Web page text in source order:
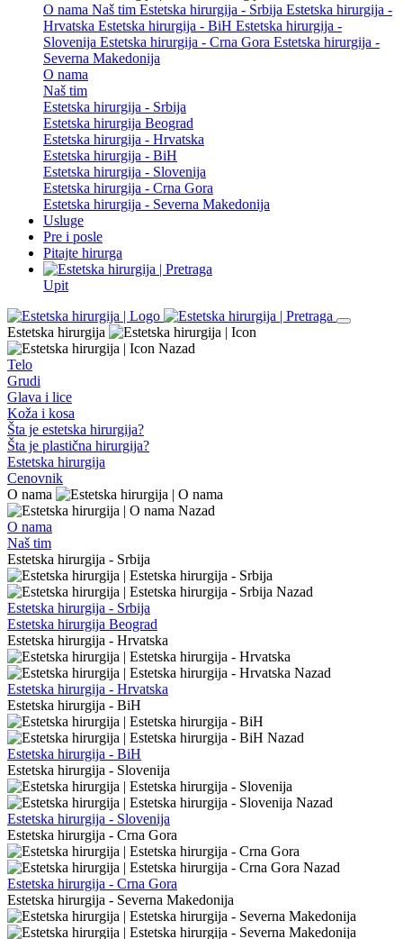
O nama Naš tim Estetska hirurgija - Srbija Estetska hirurgija -
Hrvatska Estetska hirurgija - BiH Estetska hirurgija -
Slovenija Estetska hirurgija - Crna Gora Estetska hirurgija -
Severna Makedonija
O nama
Naš tim
Estetska hirurgija - Srbija
Estetska hirurgija Beograd
Estetska hirurgija - Hrvatska
Estetska hirurgija - BiH
Estetska hirurgija - Slovenija
Estetska hirurgija - Crna Gora
Estetska hirurgija - Severna Makedonija
Usluge
Pre i posle
Pitajte hirurga
Upit
Estetska hirurgija
Nazad
Telo
Grudi
Glava i lice
Koža i kosa
Šta je estetska hirurgija?
Šta je plastična hirurgija?
Estetska hirurgija
Cenovnik
O nama
Nazad
O nama
Naš tim
Estetska hirurgija - Srbija
Nazad
Estetska hirurgija - Srbija
Estetska hirurgija Beograd
Estetska hirurgija - Hrvatska
Nazad
Estetska hirurgija - Hrvatska
Estetska hirurgija - BiH
Nazad
Estetska hirurgija - BiH
Estetska hirurgija - Slovenija
Nazad
Estetska hirurgija - Slovenija
Estetska hirurgija - Crna Gora
Nazad
Estetska hirurgija - Crna Gora
Estetska hirurgija - Severna Makedonija